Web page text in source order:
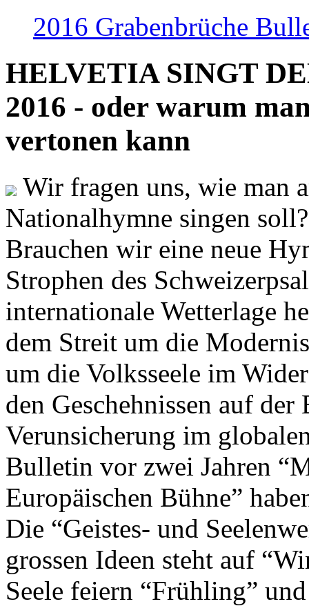
2016 Grabenbrüche
HELVETIA SINGT
2016 - oder warum
vertonen kann
Wir fragen uns, wie man
Nationalhymne singen
Brauchen wir eine neue
Strophen des
internationale Wetterlage
dem Streit um die
um die Volksseele im
den Geschehnissen auf
Verunsicherung im
Bulletin vor zwei Jahren
Europäischen Bühne”
Die “Geistes- und
grossen Ideen steht auf
Seele feiern “Frühling”